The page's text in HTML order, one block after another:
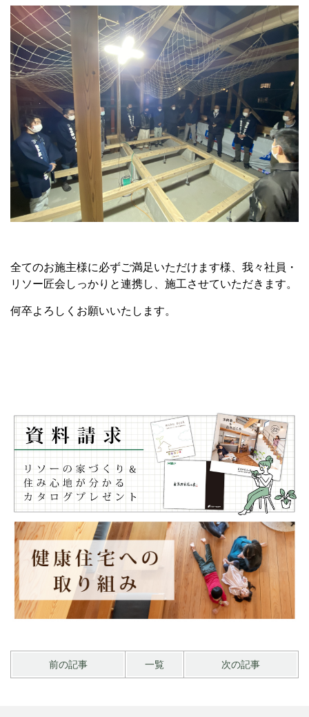
全てのお施主様に必ずご満足いただけます様、我々社員・
リソー匠会しっかりと連携し、施工させていただきます。
何卒よろしくお願いいたします。
前の記事 一覧 次の記事